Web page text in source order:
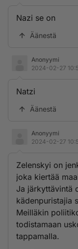
Nazi se on
Äänestä
Anonyymi
2024-02-27
Natzi
Äänestä
Anonyymi
2024-02-27
Zelenskyi on
joka kiertää
Ja järkyttävintä
kädenpuristajia
Meilläkin
todistamaan
tappamalla.